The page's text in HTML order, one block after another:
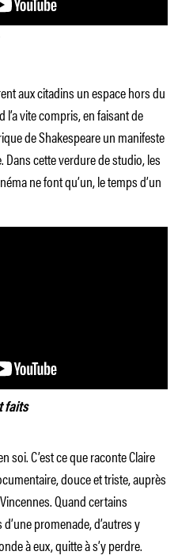
aux citadins un espace hors du
vite compris, en faisant de
de Shakespeare un manifeste
cette verdure de studio, les
ne font qu’un, le temps d’un
faits
soi. C’est ce que raconte Claire
douce et triste, auprès
Quand certains
promenade, d’autres y
à eux, quitte à s’y perdre.